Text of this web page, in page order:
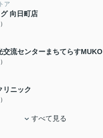
ア
向日町店
交流センターまちてらすMUKO
リニック
すべて見る